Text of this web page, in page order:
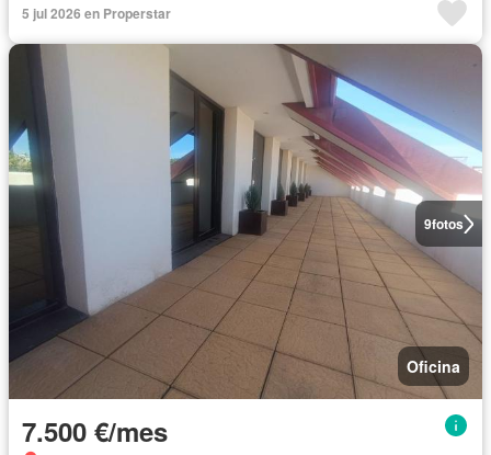
5 jul 2026 en Properstar
9fotos
Oficina
7.500 €/mes